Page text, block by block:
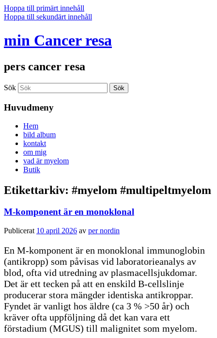
Hoppa till primärt innehåll
Hoppa till sekundärt innehåll
min Cancer resa
pers cancer resa
Sök
Huvudmeny
Hem
bild album
kontakt
om mig
vad är myelom
Butik
Etikettarkiv: #myelom #multipeltmyelom
M-komponent är en monoklonal
Publicerat 10 april 2026 av per nordin
En M-komponent är en monoklonal immunoglobin
(antikropp) som påvisas vid laboratorieanalys av
blod, ofta vid utredning av plasmacellsjukdomar.
Det är ett tecken på att en enskild B-cellslinje
producerar stora mängder identiska antikroppar.
Fyndet är vanligt hos äldre (ca 3 % >50 år) och
kräver ofta uppföljning då det kan vara ett
förstadium (MGUS) till malignitet som myelom.